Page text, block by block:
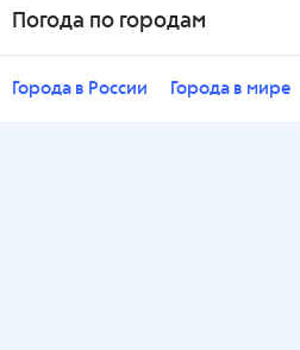
Погода по городам
Города в России Города в мире